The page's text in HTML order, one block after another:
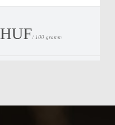
HUF/ 100 gramm